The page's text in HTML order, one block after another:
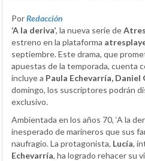
PorRedacción
‘A la deriva’, la nueva serie de
estreno en la plataforma
septiembre. Este drama, que
apuestas de la temporada, cuenta
incluye a Paula Echevarría,
domingo, los suscriptores podrán
exclusivo.
Ambientada en los años 70, ‘A la
inesperado de marineros que sus
naufragio. La protagonista, Lucía,
Echevarría, ha logrado rehacer su